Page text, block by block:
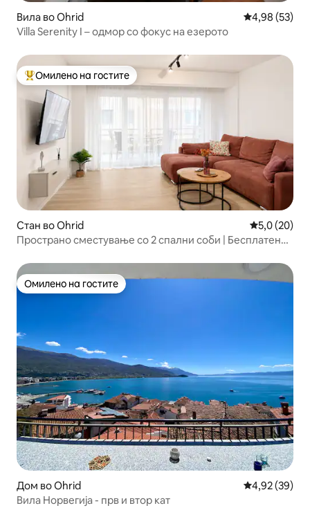
Вила во Ohrid Просечна
4,98 (53)
Villa Serenity I – одмор со фокус на езерото
Меѓу најуспешните „Омилени на гостите“
Омилено на гостите
Стан во Ohrid Просечна
5,0 (20)
Пространо сместување со 2 спални соби | Бесплатен
Омилено на гостите
Омилено на гостите
Дом во Ohrid Просечна
4,92 (39)
Вила Норвегија - прв и втор кат